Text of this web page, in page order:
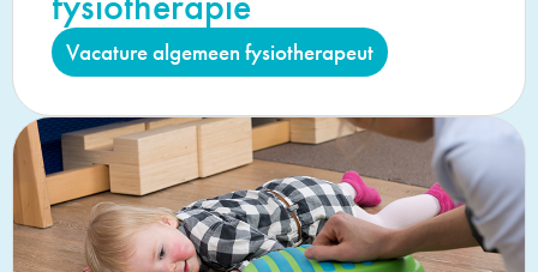
Vacature algemeen fysiotherapeut